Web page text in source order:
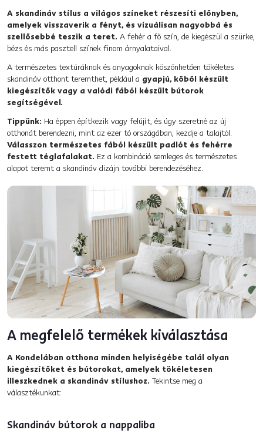
A skandináv stílus a világos színeket részesíti előnyben,
amelyek visszaverik a fényt, és vizuálisan nagyobbá és
szellősebbé teszik a teret. A fehér a fő szín, de kiegészül a szürke,
bézs és más pasztell színek finom árnyalataival.
A természetes textúráknak és anyagoknak köszönhetően tökéletes
skandináv otthont teremthet, például a gyapjú, kőből készült
kiegészítők vagy a valódi fából készült bútorok
segítségével.
Tippünk: Ha éppen építkezik vagy felújít, és úgy szeretné az új
otthonát berendezni, mint az ezer tó országában, kezdje a talajtól.
Válasszon természetes fából készült padlót és fehérre
festett téglafalakat. Ez a kombináció semleges és természetes
alapot teremt a skandináv dizájn további berendezéséhez.
A megfelelő termékek kiválasztása
A Kondelában otthona minden helyiségébe talál olyan
kiegészítőket és bútorokat, amelyek tökéletesen
illeszkednek a skandináv stílushoz. Tekintse meg a
választékunkat:
Skandináv bútorok a nappaliba